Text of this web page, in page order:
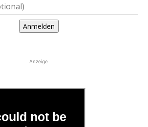
Anmelden
Anzeige